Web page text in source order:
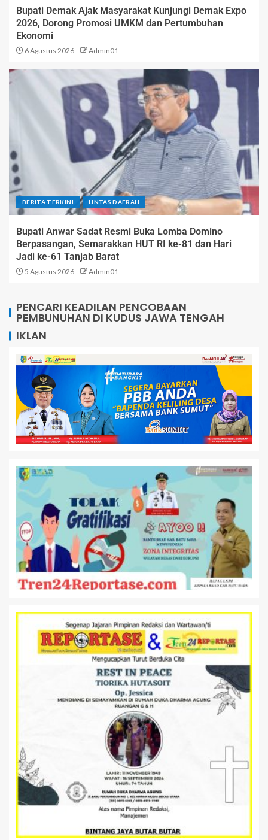
Bupati Demak Ajak Masyarakat Kunjungi Demak Expo
2026, Dorong Promosi UMKM dan Pertumbuhan
Ekonomi
6 Agustus 2026 Admin01
BERITA TERKINI LINTAS DAERAH
Bupati Anwar Sadat Resmi Buka Lomba Domino
Berpasangan, Semarakkan HUT RI ke-81 dan Hari
Jadi ke-61 Tanjab Barat
5 Agustus 2026 Admin01
PENCARI KEADILAN PENCOBAAN
PEMBUNUHAN DI KUDUS JAWA TENGAH
IKLAN